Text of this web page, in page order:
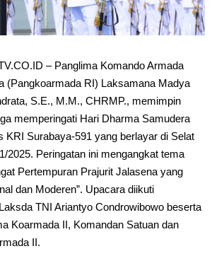
– Panglima Komando Armada
(Pangkoarmada RI) Laksamana Madya
S.E., M.M., CHRMP., memimpin
memperingati Hari Dharma Samudera
KRI Surabaya-591 yang berlayar di Selat
2025. Peringatan ini mengangkat tema
Pertempuran Prajurit Jalasena yang
dan Moderen”. Upacara diikuti
TNI Ariantyo Condrowibowo beserta
Koarmada II, Komandan Satuan dan
II.